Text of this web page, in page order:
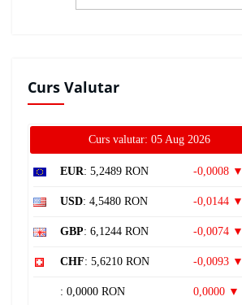
Curs Valutar
Curs valutar: 05 Aug 2026
EUR: 5,2489 RON -0,0008 ▼
USD: 4,5480 RON -0,0144 ▼
GBP: 6,1244 RON -0,0074 ▼
CHF: 5,6210 RON -0,0093 ▼
: 0,0000 RON 0,0000 ▼